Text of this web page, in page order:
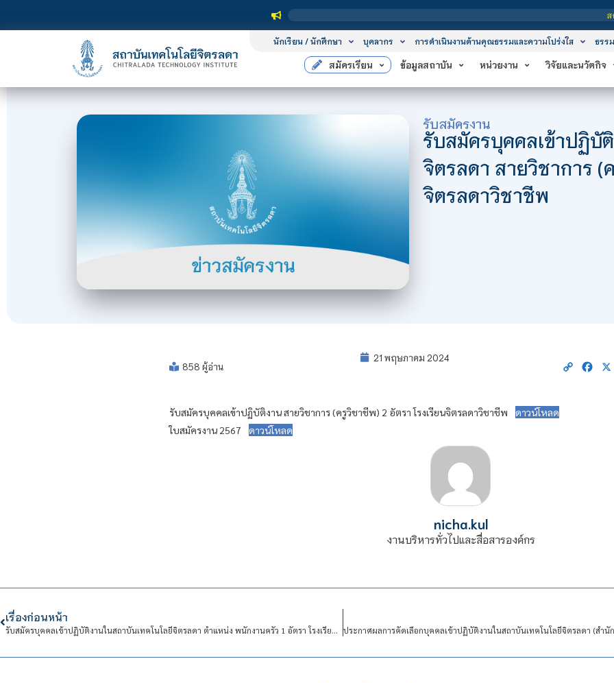
สถาบัน
นักเรียน / นักศึกษา บุคลากร การดำเนินงานด้านคุณธรรมและความโปร่งใส ธรร
สมัครเรียน ข้อมูลสถาบัน หน่วยงาน วิจัยและนวัตกิจ
รับสมัครงาน
รับสมัครบุคคลเข้าปฏิบั
จิตรลดา สายวิชาการ (
จิตรลดาวิชาชีพ
858 ผู้อ่าน
21 พฤษภาคม 2024
Copy
รับสมัครบุคคลเข้าปฏิบัติงาน สายวิชาการ (ครูวิชาชีพ) 2 อัตรา โรงเรียนจิตรลดาวิชาชีพ
ดาวน์โหลด
ใบสมัครงาน 2567
ดาวน์โหลด
nicha.kul
งานบริหารทั่วไปและสื่อสารองค์กร
เรื่องก่อนหน้า
รับสมัครบุคคลเข้าปฏิบัติงานในสถาบันเทคโนโลยีจิตรลดา ตำแหน่ง พนักงานครัว 1 อัตรา โรงเรียนจิตรลดาวิชาชีพ